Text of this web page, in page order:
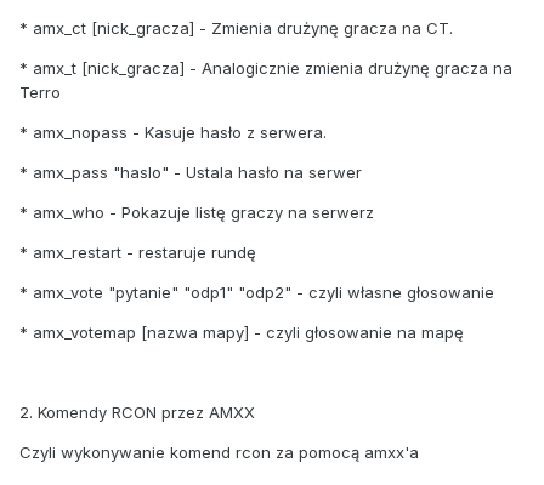
* amx_ct [nick_gracza] - Zmienia drużynę gracza na CT.
* amx_t [nick_gracza] - Analogicznie zmienia drużynę gracza na
Terro
* amx_nopass - Kasuje hasło z serwera.
* amx_pass "haslo" - Ustala hasło na serwer
* amx_who - Pokazuje listę graczy na serwerz
* amx_restart - restaruje rundę
* amx_vote "pytanie" "odp1" "odp2" - czyli własne głosowanie
* amx_votemap [nazwa mapy] - czyli głosowanie na mapę
2. Komendy RCON przez AMXX
Czyli wykonywanie komend rcon za pomocą amxx'a